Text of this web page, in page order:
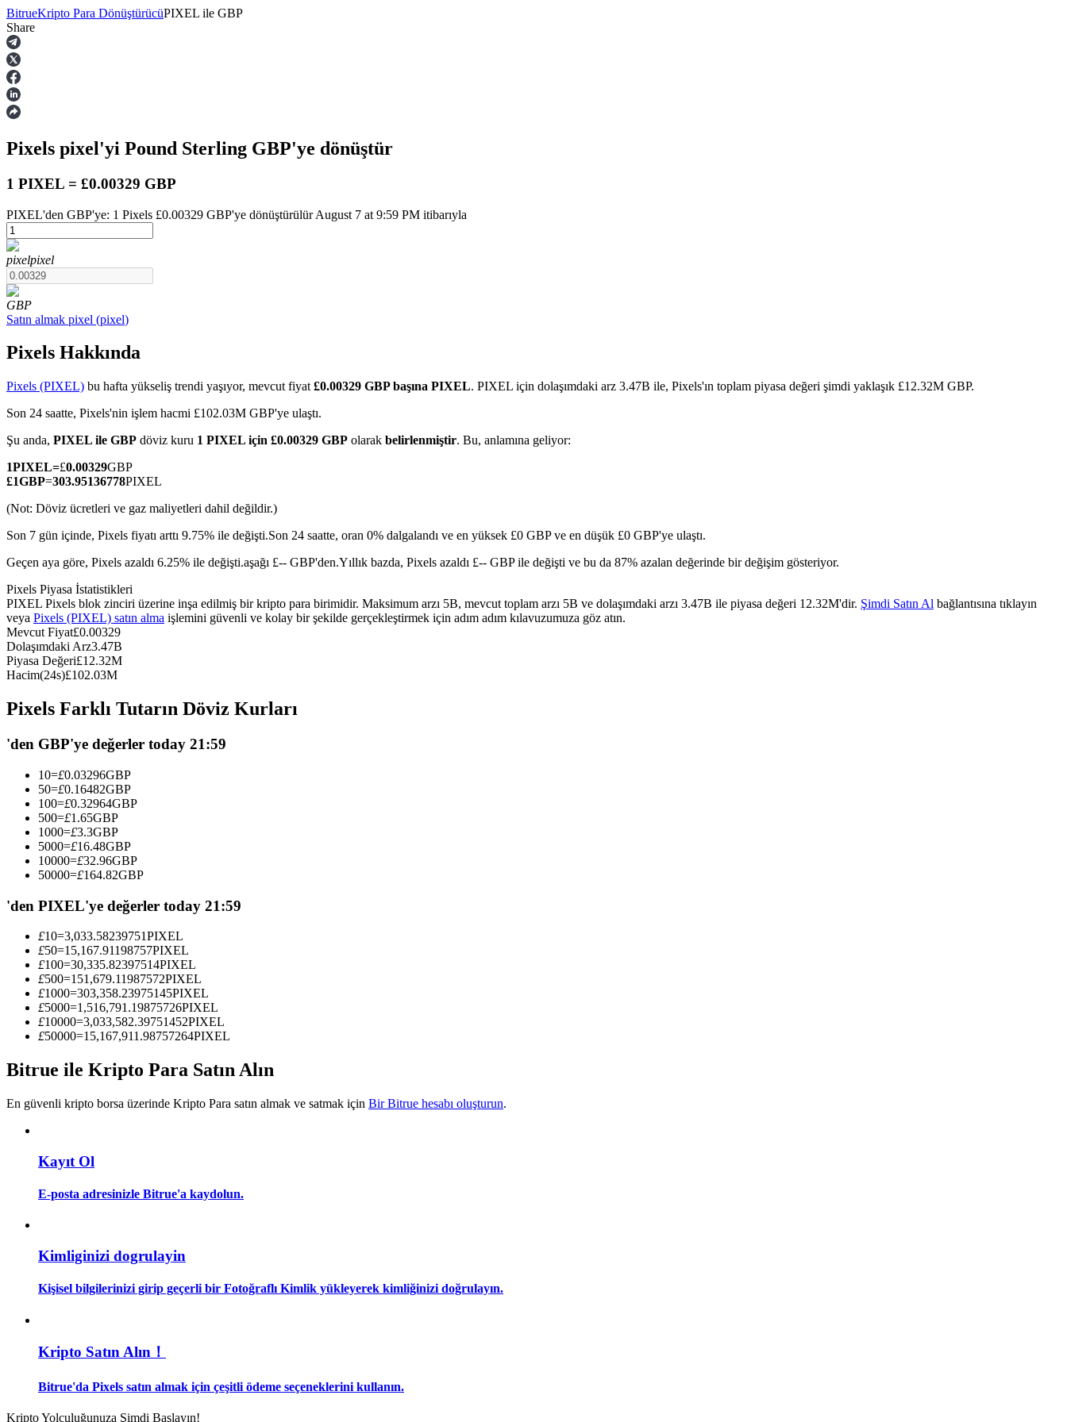
Vadeli İşlemler
USDT Vadeli İşlemleri
Teminat olarak USDT kullanan vadeli işlemler
TradFi
Hisse senetleri, döviz, değerli metaller ve emtia türevleri
USDC Vadeli İşlemleri
En iyi traderlarla güçlerinizi birleştirin
Kopya Tüccarı Olun
Kâr paylaşımı ve kopya ticaret komisyonlarının tadını çıkarın
Ticaret bilgileri vb. dahil olmak üzere büyük veri analizi.
BitrueKripto Para DönüştürücüPIXEL ile GBP
Share
Pixels pixel'yi Pound Sterling GBP'ye dönüştür
1 PIXEL = £0.00329 GBP
PIXEL'den GBP'ye: 1 Pixels £0.00329 GBP'ye dönüştürülür August 7 at 9:59 PM itibarıyla
pixelpixel
GBP
Satın almak pixel (pixel)
Pixels Hakkında
Pixels (PIXEL) bu hafta yükseliş trendi yaşıyor, mevcut fiyat £0.00329 GBP başına PIXEL. PIXEL için dolaşımdaki arz 3.47B ile, Pixels'ın toplam piyasa değeri şimdi yaklaşık £12.32M GBP.
Son 24 saatte, Pixels'nin işlem hacmi £102.03M GBP'ye ulaştı.
Şu anda, PIXEL ile GBP döviz kuru 1 PIXEL için £0.00329 GBP olarak belirlenmiştir. Bu, anlamına geliyor:
1PIXEL=£0.00329GBP
£1GBP=303.95136778PIXEL
(Not: Döviz ücretleri ve gaz maliyetleri dahil değildir.)
Son 7 gün içinde, Pixels fiyatı arttı 9.75% ile değişti.Son 24 saatte, oran 0% dalgalandı ve en yüksek £0 GBP ve en düşük £0 GBP'ye ulaştı.
Geçen aya göre, Pixels azaldı 6.25% ile değişti.aşağı £-- GBP'den.Yıllık bazda, Pixels azaldı £-- GBP ile değişti ve bu da 87% azalan değerinde bir değişim gösteriyor.
Pixels Piyasa İstatistikleri
PIXEL Pixels blok zinciri üzerine inşa edilmiş bir kripto para birimidir. Maksimum arzı 5B, mevcut toplam arzı 5B ve dolaşımdaki arzı 3.47B ile piyasa değeri 12.32M'dir. Şimdi Satın Al bağlantısına tıklayın
veya Pixels (PIXEL) satın alma işlemini güvenli ve kolay bir şekilde gerçekleştirmek için adım adım kılavuzumuza göz atın.
Mevcut Fiyat£0.00329
Dolaşımdaki Arz3.47B
Piyasa Değeri£12.32M
Hacim(24s)£102.03M
Pixels Farklı Tutarın Döviz Kurları
'den GBP'ye değerler today 21:59
10=£0.03296GBP
50=£0.16482GBP
100=£0.32964GBP
500=£1.65GBP
1000=£3.3GBP
5000=£16.48GBP
10000=£32.96GBP
50000=£164.82GBP
'den PIXEL'ye değerler today 21:59
£10=3,033.58239751PIXEL
£50=15,167.91198757PIXEL
£100=30,335.82397514PIXEL
£500=151,679.11987572PIXEL
£1000=303,358.23975145PIXEL
£5000=1,516,791.19875726PIXEL
£10000=3,033,582.39751452PIXEL
£50000=15,167,911.98757264PIXEL
Bitrue ile Kripto Para Satın Alın
En güvenli kripto borsa üzerinde Kripto Para satın almak ve satmak için Bir Bitrue hesabı oluşturun.
Kayıt Ol
E-posta adresinizle Bitrue'a kaydolun.
Kimliginizi dogrulayin
Kişisel bilgilerinizi girip geçerli bir Fotoğraflı Kimlik yükleyerek kimliğinizi doğrulayın.
Kripto Satın Alın！
Bitrue'da Pixels satın almak için çeşitli ödeme seçeneklerini kullanın.
Kripto Yolculuğunuza Şimdi Başlayın!